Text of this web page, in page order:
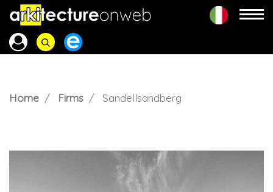
Home Firms Sandellsandberg